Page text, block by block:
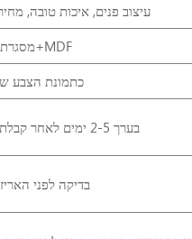
עיצוב פנים, איכות טובה,
מסגרת עץ מלא+MDF
כתמונת הצבע
בערך 2-5 ימים לאחר קבלת הפיקדון
100% בדיקה לפני